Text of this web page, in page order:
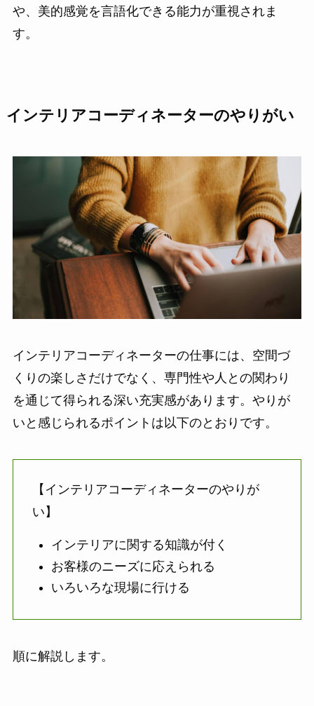
や、美的感覚を言語化できる能力が重視されま
す。
インテリアコーディネーターのやりがい
インテリアコーディネーターの仕事には、空間づ
くりの楽しさだけでなく、専門性や人との関わり
を通じて得られる深い充実感があります。やりが
いと感じられるポイントは以下のとおりです。
【インテリアコーディネーターのやりが
い】
インテリアに関する知識が付く
お客様のニーズに応えられる
いろいろな現場に行ける
順に解説します。